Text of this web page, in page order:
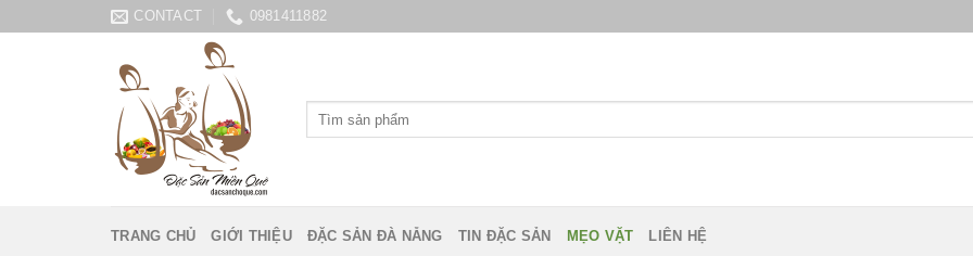
CONTACT 0981411882
Tìm
TRANG CHỦ GIỚI THIỆU ĐẶC SẢN ĐÀ NẴNG TIN ĐẶC SẢN MẸO VẶT LIÊN HỆ